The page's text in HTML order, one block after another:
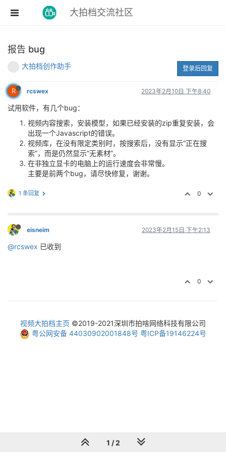
大拍档交流社区
报告 bug
大拍档创作助手 登录后回复
R rcswex 2023年2月10日 下午8:40
试用软件，有几个bug：
视频内容搜索，安装模型，如果已经安装的zip重复安装，会
出现一个Javascript的错误。
视频库，在没有限定类别时，按搜索后，没有显示“正在搜
索”，而是仍然显示“无素材”。
在非独立显卡的电脑上的运行速度会非常慢。
主要是前两个bug，请尽快修复，谢谢。
1 条回复 0
eisneim 2023年2月15日 下午2:13
@rcswex 已收到
0
1 / 2
视频大拍档主页 ©2019-2021深圳市拍啥网络科技有限公司
粤公网安备 44030902001848号 粤ICP备19146224号